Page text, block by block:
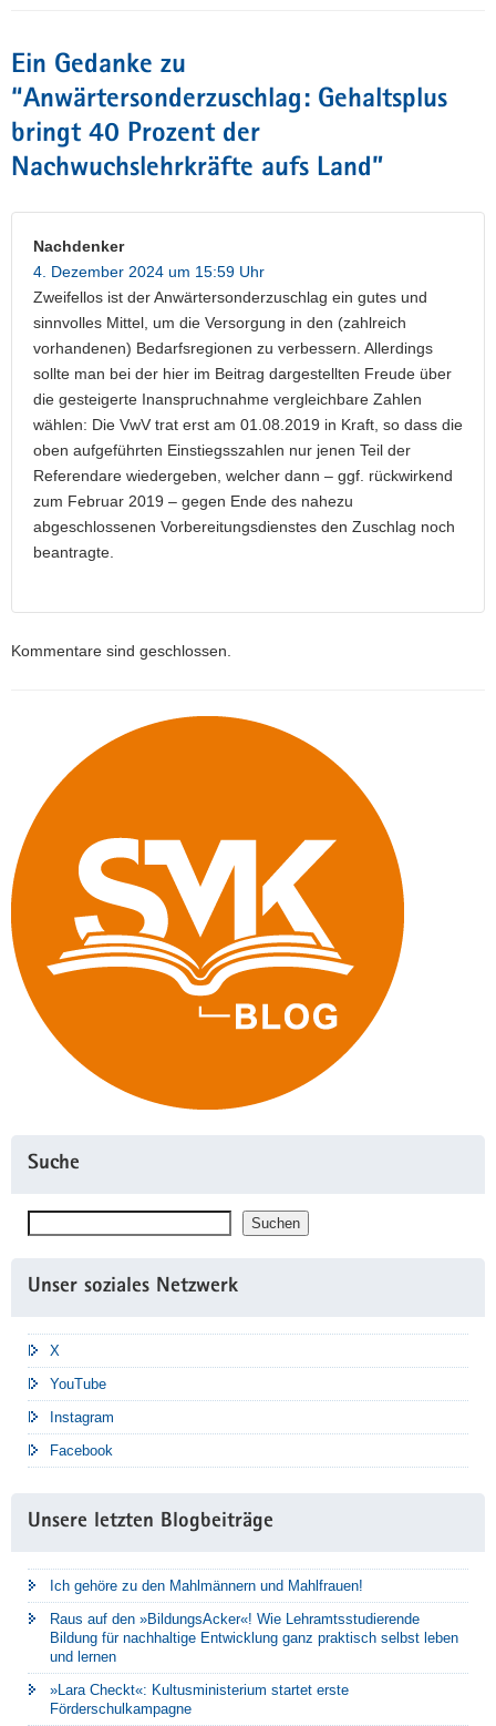
Ein Gedanke zu
“Anwärtersonderzuschlag: Gehaltsplus
bringt 40 Prozent der
Nachwuchslehrkräfte aufs Land”
Nachdenker
4. Dezember 2024 um 15:59 Uhr
Zweifellos ist der Anwärtersonderzuschlag ein gutes und
sinnvolles Mittel, um die Versorgung in den (zahlreich
vorhandenen) Bedarfsregionen zu verbessern. Allerdings
sollte man bei der hier im Beitrag dargestellten Freude über
die gesteigerte Inanspruchnahme vergleichbare Zahlen
wählen: Die VwV trat erst am 01.08.2019 in Kraft, so dass die
oben aufgeführten Einstiegsszahlen nur jenen Teil der
Referendare wiedergeben, welcher dann – ggf. rückwirkend
zum Februar 2019 – gegen Ende des nahezu
abgeschlossenen Vorbereitungsdienstes den Zuschlag noch
beantragte.
Kommentare sind geschlossen.
Suche
Suchen
Unser soziales Netzwerk
X
YouTube
Instagram
Facebook
Unsere letzten Blogbeiträge
Ich gehöre zu den Mahlmännern und Mahlfrauen!
Raus auf den »BildungsAcker«! Wie Lehramtsstudierende
Bildung für nachhaltige Entwicklung ganz praktisch selbst leben
und lernen
»Lara Checkt«: Kultusministerium startet erste
Förderschulkampagne